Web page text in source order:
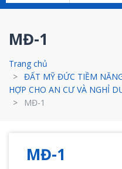
MĐ-1
Trang chủ
ĐẤT MỸ ĐỨC TIỀM
HỢP CHO AN CƯ VÀ NGHỈ
MĐ-1
MĐ-1